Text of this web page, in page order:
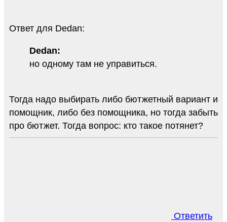
Ответ для Dedan:
Dedan:
но одному там не управиться.
Тогда надо выбирать либо бютжетный вариант и
помощник, либо без помощника, но тогда забыть
про бютжет. Тогда вопрос: кто такое потянет?
Ответить